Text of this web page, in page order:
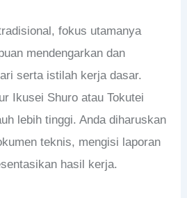
fokus utamanya
mendengarkan dan
serta istilah kerja dasar.
Ikusei Shuro atau Tokutei
lebih tinggi. Anda diharuskan
teknis, mengisi laporan
hasil kerja.